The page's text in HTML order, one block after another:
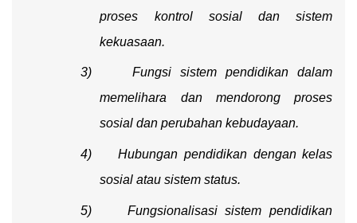
proses kontrol sosial dan sistem
kekuasaan.
3)
Fungsi sistem pendidikan dalam
memelihara dan mendorong proses
sosial dan perubahan kebudayaan.
4)
Hubungan pendidikan dengan kelas
sosial atau sistem status.
5) Fungsionalisasi sistem pendidikan